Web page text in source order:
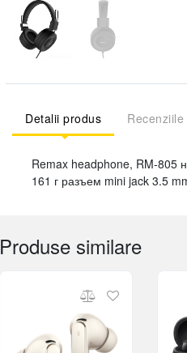
Detalii produs
Remax headphone, RM-805
161 г разъем mini jack 3.5
Produse similare